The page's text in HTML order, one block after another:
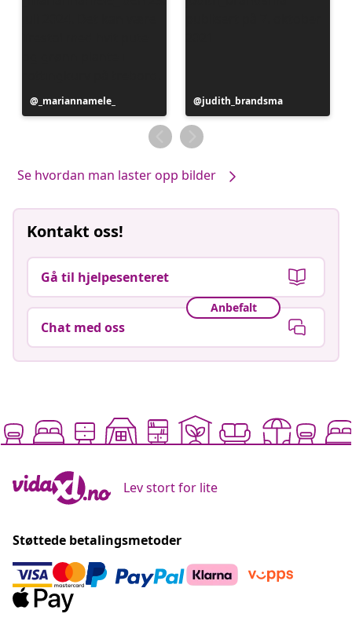
Innlegg
publisert
_mariannamele_
Innlegg
publisert
av
judith_brandsma
Se hvordan man laster opp bilder
Kontakt oss!
Gå til hjelpesenteret
Anbefalt
Chat med oss
Lev stort for lite
Støttede betalingsmetoder